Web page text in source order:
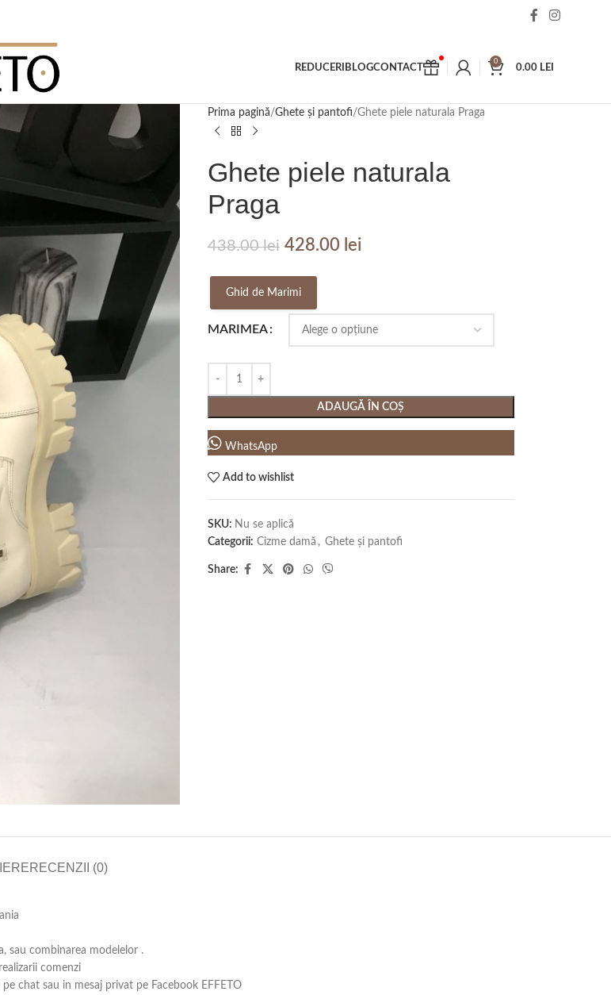
REDUCERI BLOGCONTACT
0
0.00 LEI
Prima pagină Ghete și pantofi Ghete piele naturala Praga
Ghete piele naturala
Praga
438.00lei 428.00 lei
Ghid de Marimi
MARIMEA
ADAUGĂ ÎN COȘ
WhatsApp
Add to wishlist
SKU: Nu se aplică
Categorii: Cizme damă , Ghete și pantofi
Share:
RECENZII (0)
sau combinarea modelelor .
comenzi
chat sau in mesaj privat pe Facebook EFFETO